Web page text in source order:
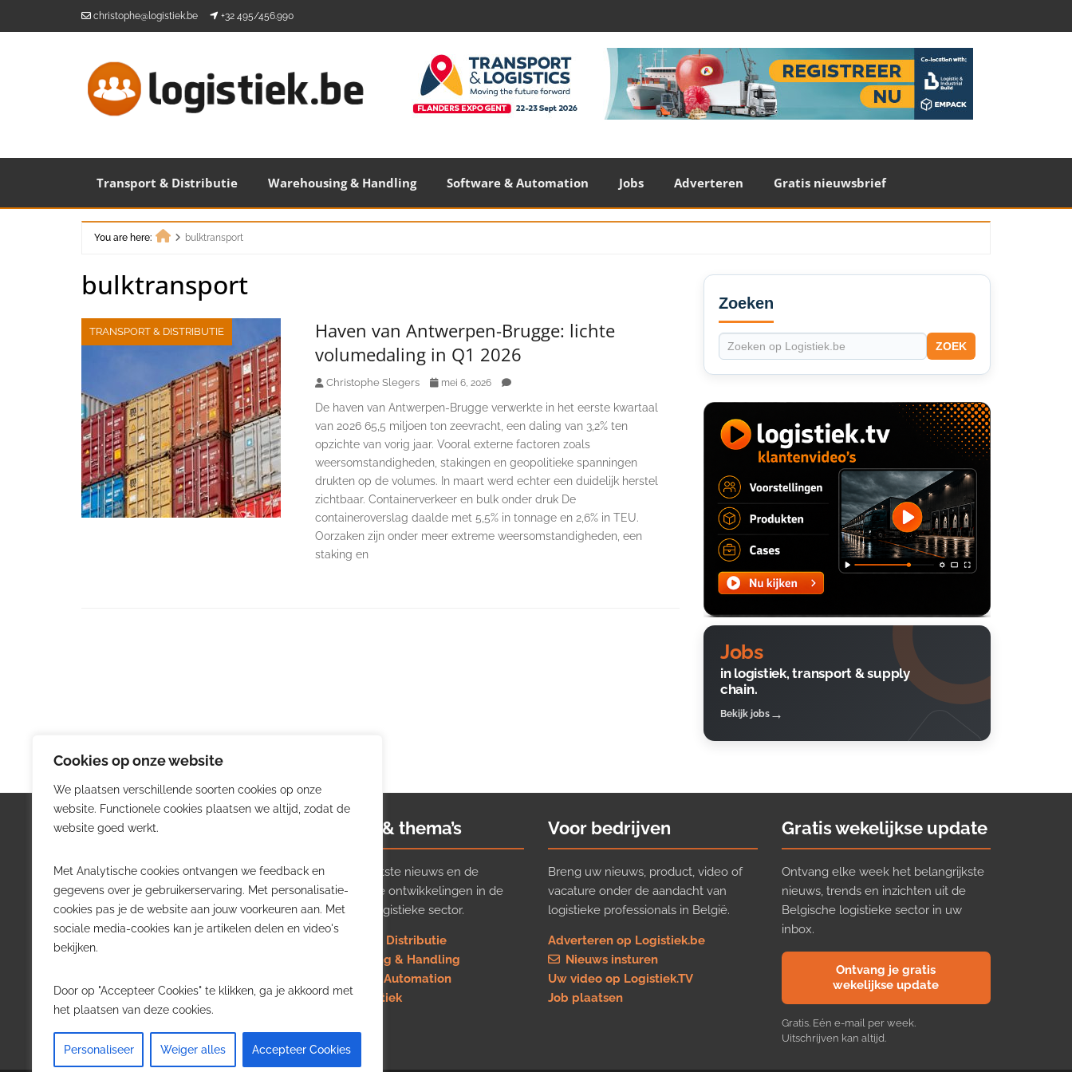
Cookies op onze website
We plaatsen verschillende soorten cookies op onze
website. Functionele cookies plaatsen we altijd, zodat de
website goed werkt.
Met Analytische cookies ontvangen we feedback en
gegevens over je gebruikerservaring. Met personalisatie-
cookies pas je de website aan jouw voorkeuren aan. Met
sociale media-cookies kan je artikelen delen en video's
bekijken.
Door op "Accepteer Cookies" te klikken, ga je akkoord met
het plaatsen van deze cookies.
Personaliseer Weiger alles Accepteer Cookies
christophe@logistiek.be +32 495/456.990
Transport & Distributie Warehousing & Handling Software & Automation Jobs Adverteren Gratis nieuwsbrief
You are here:
bulktransport
bulktransport
TRANSPORT & DISTRIBUTIE
Haven van Antwerpen-Brugge: lichte
volumedaling in Q1 2026
Christophe Slegers mei 6, 2026
De haven van Antwerpen-Brugge verwerkte in het eerste kwartaal
van 2026 65,5 miljoen ton zeevracht, een daling van 3,2% ten
opzichte van vorig jaar. Vooral externe factoren zoals
weersomstandigheden, stakingen en geopolitieke spanningen
drukten op de volumes. In maart werd echter een duidelijk herstel
zichtbaar. Containerverkeer en bulk onder druk De
containeroverslag daalde met 5,5% in tonnage en 2,6% in TEU.
Oorzaken zijn onder meer extreme weersomstandigheden, een
staking en
Secondary
Sidebar
Zoeken
ZOEK
Jobs
in logistiek, transport & supply
chain.
Bekijk jobs
Logistiek.be
Logistiek.be brengt dagelijks nieuws,
trends en praktijkverhalen over
transport, warehousing, supply chain
en automatisering in België.
willen volgen.
Nieuws & thema’s
Volg het laatste nieuws en de
belangrijkste ontwikkelingen in de
Belgische logistieke sector.
Transport & Distributie
Warehousing & Handling
Software & Automation
Job in logistiek
Voor bedrijven
Breng uw nieuws, product, video of
vacature onder de aandacht van
logistieke professionals in België.
Adverteren op Logistiek.be
Nieuws insturen
Uw video op Logistiek.TV
Job plaatsen
Gratis wekelijkse update
Ontvang elke week het belangrijkste
nieuws, trends en inzichten uit de
Belgische logistieke sector in uw
inbox.
Ontvang je gratis
wekelijkse update
Gratis. Eén e-mail per week.
Uitschrijven kan altijd.